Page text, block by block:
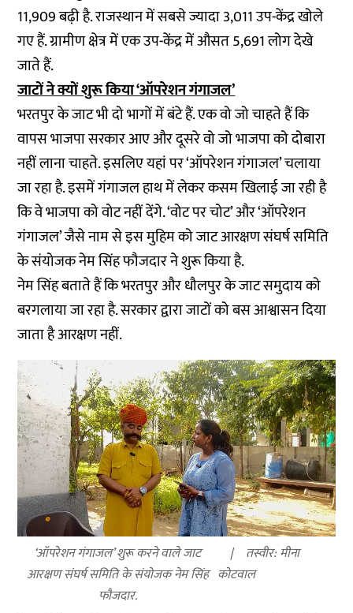
11,909 बढ़ी है. राजस्थान में सबसे ज्यादा 3,011 उप-केंद्र खोले
गए हैं. ग्रामीण क्षेत्र में एक उप-केंद्र में औसत 5,691 लोग देखे
जाते हैं.
जाटों ने क्यों शुरू किया ‘ऑपरेशन गंगाजल’
भरतपुर के जाट भी दो भागों में बंटे हैं. एक वो जो चाहते हैं कि
वापस भाजपा सरकार आए और दूसरे वो जो भाजपा को दोबारा
नहीं लाना चाहते. इसलिए यहां पर ‘ऑपरेशन गंगाजल’ चलाया
जा रहा है. इसमें गंगाजल हाथ में लेकर कसम खिलाई जा रही है
कि वे भाजपा को वोट नहीं देंगे. ‘वोट पर चोट’ और ‘ऑपरेशन
गंगाजल’ जैसे नाम से इस मुहिम को जाट आरक्षण संघर्ष समिति
के संयोजक नेम सिंह फौजदार ने शुरू किया है.
नेम सिंह बताते हैं कि भरतपुर और धौलपुर के जाट समुदाय को
बरगलाया जा रहा है. सरकार द्वारा जाटों को बस आश्वासन दिया
जाता है आरक्षण नहीं.
‘ऑपरेशन गंगाजल’ शुरू करने वाले जाट
आरक्षण संघर्ष समिति के संयोजक नेम सिंह
फौजदार.
तस्वीर: मीना
कोटवाल